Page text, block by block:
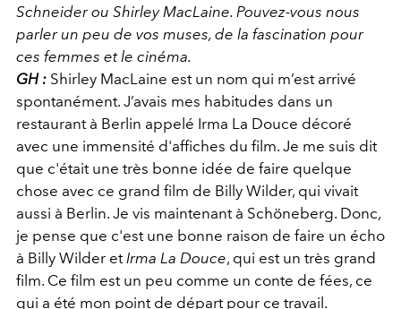
Schneider ou Shirley MacLaine. Pouvez-vous nous
parler un peu de vos muses, de la fascination pour
ces femmes et le cinéma.
GH : Shirley MacLaine est un nom qui m’est arrivé
spontanément. J’avais mes habitudes dans un
restaurant à Berlin appelé Irma La Douce décoré
avec une immensité d'affiches du film. Je me suis dit
que c'était une très bonne idée de faire quelque
chose avec ce grand film de Billy Wilder, qui vivait
aussi à Berlin. Je vis maintenant à Schöneberg. Donc,
je pense que c'est une bonne raison de faire un écho
à Billy Wilder etIrma La Douce, qui est un très grand
film. Ce film est un peu comme un conte de fées, ce
qui a été mon point de départ pour ce travail.